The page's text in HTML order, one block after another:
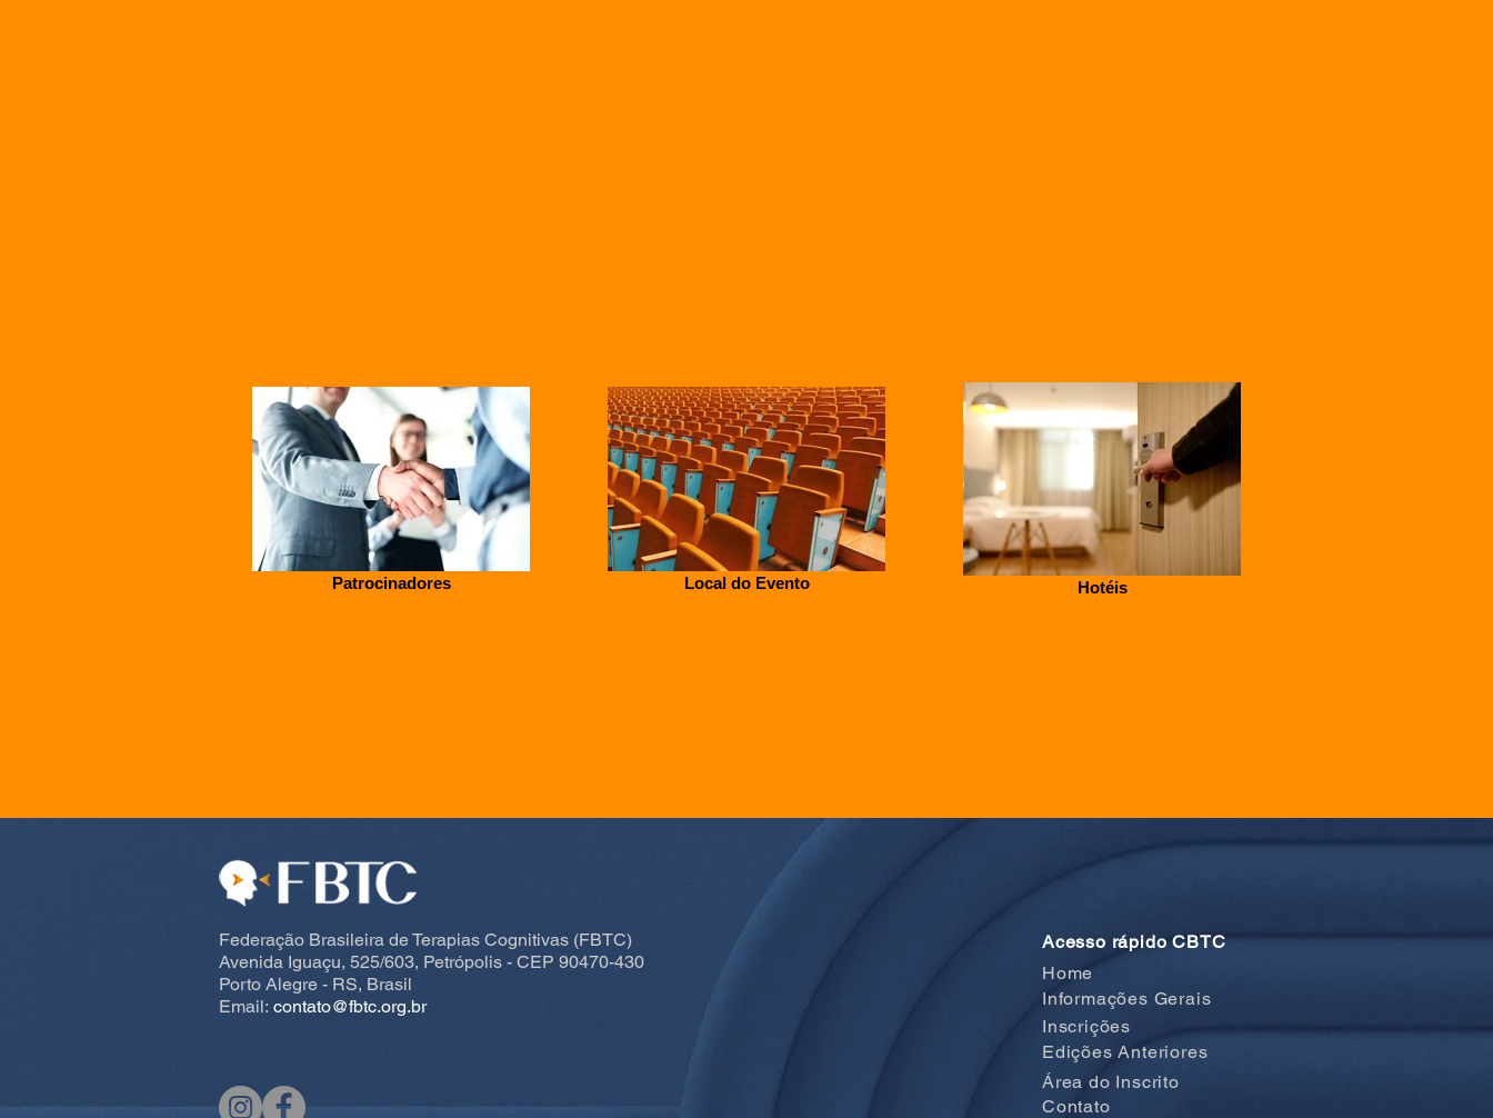
Patrocinadores Local do Evento Hotéis
Federação Brasileira de Terapias Cognitivas (FBTC)
Avenida Iguaçu, 525/603, Petrópolis - CEP 90470-430
Porto Alegre - RS, Brasil
Email: contato@fbtc.org.br
Acesso rápido CBTC
Home
Inscrições
Informações Gerais
Edições Anteriores
Área do Inscrito
Contato